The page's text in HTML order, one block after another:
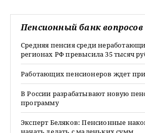
Пенсионный банк вопросов
Средняя пенсия среди
регионах РФ превысила 35 тысяч
Работающих пенсионеров ждет
В России разрабатывают новую
программу
Эксперт Беляков: Пенсионные